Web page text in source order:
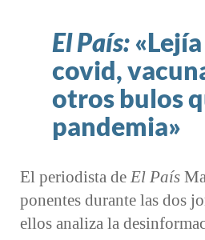
El País:
covid,
otros bulos
pandemia»
El periodista de El País
ponentes durante las dos
ellos analiza la